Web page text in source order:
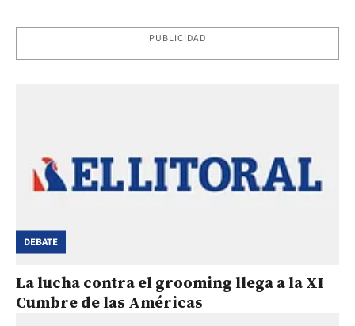
PUBLICIDAD
DEBATE
La lucha contra el grooming llega a la XI
Cumbre de las Américas